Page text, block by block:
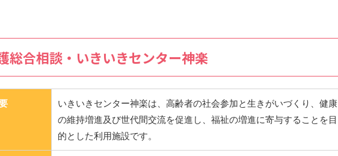
総合相談・いきいきセンター神楽
いきいきセンター神楽は、高齢者の社会参加と生きがいづくり、健康
の維持増進及び世代間交流を促進し、福祉の増進に寄与することを目
的とした利用施設です。